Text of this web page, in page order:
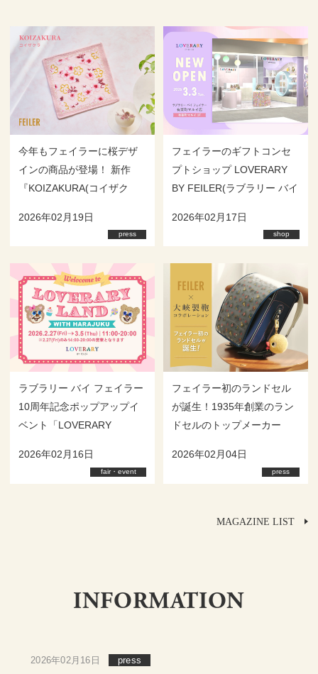
今年もフェイラーに桜デザ
インの商品が登場！ 新作
『KOIZAKURA(コイザク
字社に寄付いたします
2026年02月19日
press
フェイラーのギフトコンセ
プトショップ LOVERARY
BY FEILER(ラブラリー バイ
2026年3月3日(火)オープ
2026年02月17日
shop
ラブラリー バイ フェイラー
10周年記念ポップアップイ
ベント「LOVERARY
2026年02月16日
fair・event
フェイラー初のランドセル
が誕生！1935年創業のラン
ドセルのトップメーカー
コラボレーションランドセ
ルを2026年5月に発売
2026年02月04日
press
MAGAZINE LIST
INFORMATION
2026年02月16日 press